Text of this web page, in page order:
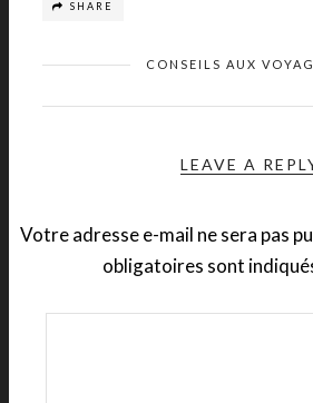
SHARE
CONSEILS AUX
LEAVE A
Votre adresse e-mail ne sera pas
obligatoires sont